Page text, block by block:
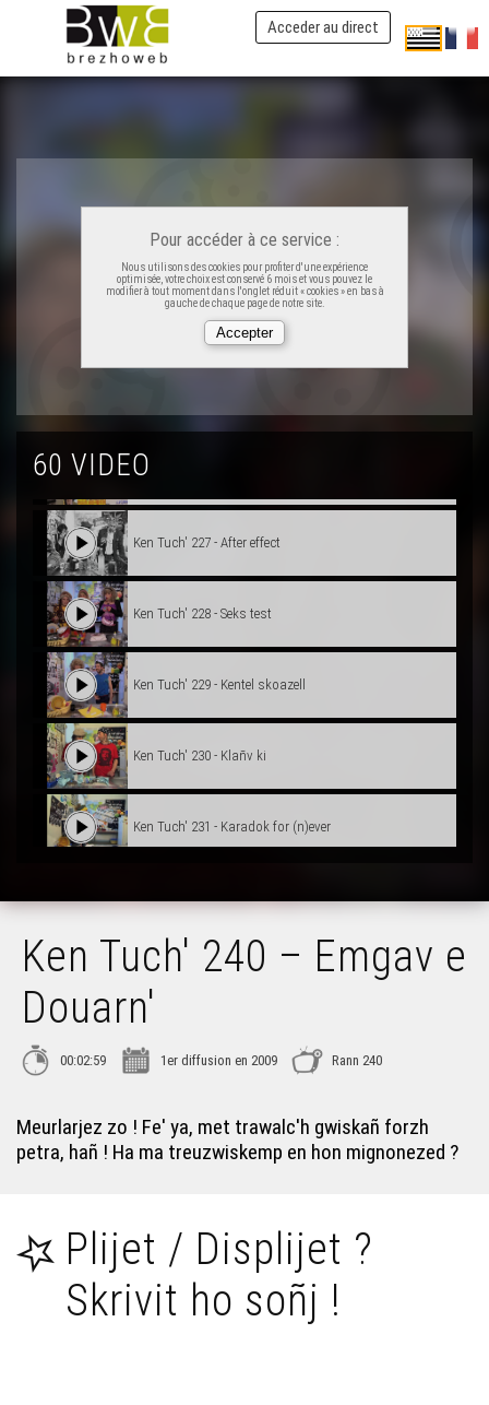
Acceder au direct
Pour accéder à ce service :
Nous utilisons des cookies pour profiter d'une expérience
optimisée, votre choix est conservé 6 mois et vous pouvez le
modifier à tout moment dans l'onglet réduit « cookies » en bas à
gauche de chaque page de notre site.
60 VIDEO
Ken Tuch' 220 - Ar soñjadurezh speredel
Ken Tuch' 223 - Kenetrezomp ni hon-unan
Ken Tuch' 224 - N’eo ket ker !
Ken Tuch' 226 - Mamie blues
Ken Tuch' 227 - After effect
Ken Tuch' 228 - Seks test
Ken Tuch' 229 - Kentel skoazell
Ken Tuch' 230 - Klañv ki
Ken Tuch' 231 - Karadok for (n)ever
Ken Tuch' 232 – Gavotenn revival
Ken Tuch' 233 – Wild Wild West
Ken Tuch' 237 – An arz hag ar baotred
Ken Tuch' 240 – Emgav e
Douarn'
00:02:59 1er diffusion en 2009 Rann 240
Meurlarjez zo ! Fe' ya, met trawalc'h gwiskañ forzh
petra, hañ ! Ha ma treuzwiskemp en hon mignonezed ?
Plijet / Displijet ?
Skrivit ho soñj !